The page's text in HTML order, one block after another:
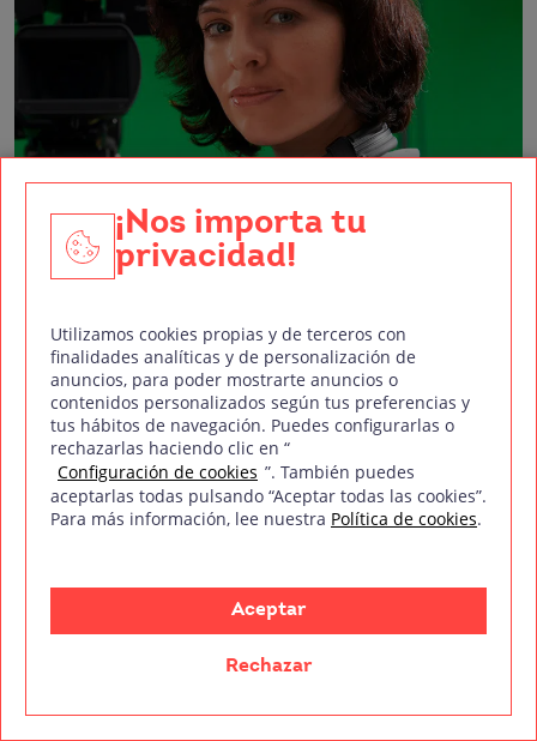
por convenio colectivo según el ámbito de trabajo y la
especialidad profesional
Leer más
Tu pasión es contar historias. La nuestra, ayudarte a
¡Nos importa tu
privacidad!
Utilizamos cookies propias y de terceros con
finalidades analíticas y de personalización de
anuncios, para poder mostrarte anuncios o
contenidos personalizados según tus preferencias y
tus hábitos de navegación. Puedes configurarlas o
rechazarlas haciendo clic en “
Configuración de cookies ”. También puedes
aceptarlas todas pulsando “Aceptar todas las cookies”.
Para más información, lee nuestra Política de cookies.
Aceptar
Rechazar